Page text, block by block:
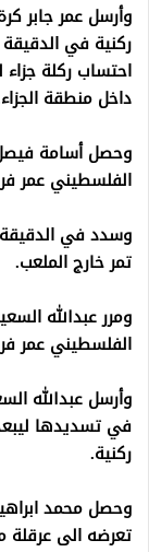
وأرسل عمر جابر
ركنية في
احتساب ركلة
داخل منطقة
وحصل أسامة
الفلسطيني عمر
تمر خارج الملعب.
ومرر عبدالله
الفلسطيني عمر
وأرسل عبدالله
في تسديدها
ركنية.
وحصل محمد
تعرضه الى عرقلة